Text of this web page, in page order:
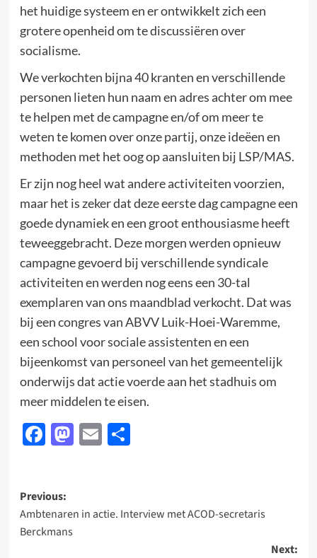
het huidige systeem en er ontwikkelt zich een
grotere openheid om te discussiëren over
socialisme.
We verkochten bijna 40 kranten en verschillende
personen lieten hun naam en adres achter om mee
te helpen met de campagne en/of om meer te
weten te komen over onze partij, onze ideëen en
methoden met het oog op aansluiten bij LSP/MAS.
Er zijn nog heel wat andere activiteiten voorzien,
maar het is zeker dat deze eerste dag campagne een
goede dynamiek en een groot enthousiasme heeft
teweeggebracht. Deze morgen werden opnieuw
campagne gevoerd bij verschillende syndicale
activiteiten en werden nog eens een 30-tal
exemplaren van ons maandblad verkocht. Dat was
bij een congres van ABVV Luik-Hoei-Waremme,
een school voor sociale assistenten en een
bijeenkomst van personeel van het gemeentelijk
onderwijs dat actie voerde aan het stadhuis om
meer middelen te eisen.
Facebook
Mastodon
EmailDelen
Post
navigation
Previous:
Ambtenaren in actie. Interview met ACOD-secretaris
Berckmans
Next: